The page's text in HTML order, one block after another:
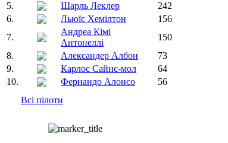
5.
Шарль Леклер
242
6.
Льюїс Хемілтон
156
7.
Андреа Кімі
Антонеллі
150
8.
Александер Албон
73
9.
Карлос Сайнс-мол
64
10.
Фернандо Алонсо
56
Всі пілоти